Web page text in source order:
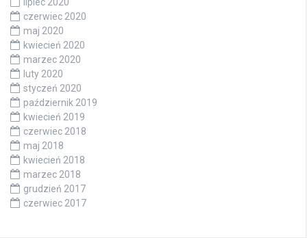
czerwiec 2020
maj 2020
kwiecień 2020
marzec 2020
luty 2020
styczeń 2020
październik 2019
kwiecień 2019
czerwiec 2018
maj 2018
kwiecień 2018
marzec 2018
grudzień 2017
czerwiec 2017